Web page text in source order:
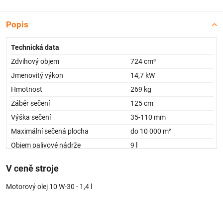
Popis
Technická data
Zdvihový objem
724 cm³
Jmenovitý výkon
14,7 kW
Hmotnost
269 kg
Záběr sečení
125 cm
Výška sečení
35-110 mm
Maximální sečená plocha
do 10 000 m²
Objem palivové nádrže
9 l
Rozměry (d/š/v)
Převodovka
V ceně stroje
Motorový olej 10 W-30 - 1,4 l